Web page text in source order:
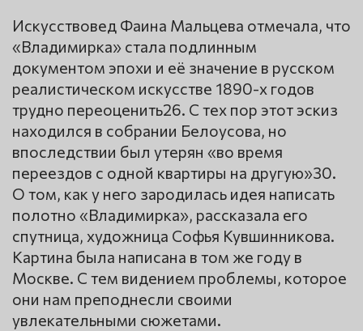
Искусствовед Фаина Мальцева отмечала, что
«Владимирка» стала подлинным
документом эпохи и её значение в русском
реалистическом искусстве 1890-х годов
трудно переоценить26. С тех пор этот эскиз
находился в собрании Белоусова, но
впоследствии был утерян «во время
переездов с одной квартиры на другую»30.
О том, как у него зародилась идея написать
полотно «Владимирка», рассказала его
спутница, художница Софья Кувшинникова.
Картина была написана в том же году в
Москве. С тем видением проблемы, которое
они нам преподнесли своими
увлекательными сюжетами.